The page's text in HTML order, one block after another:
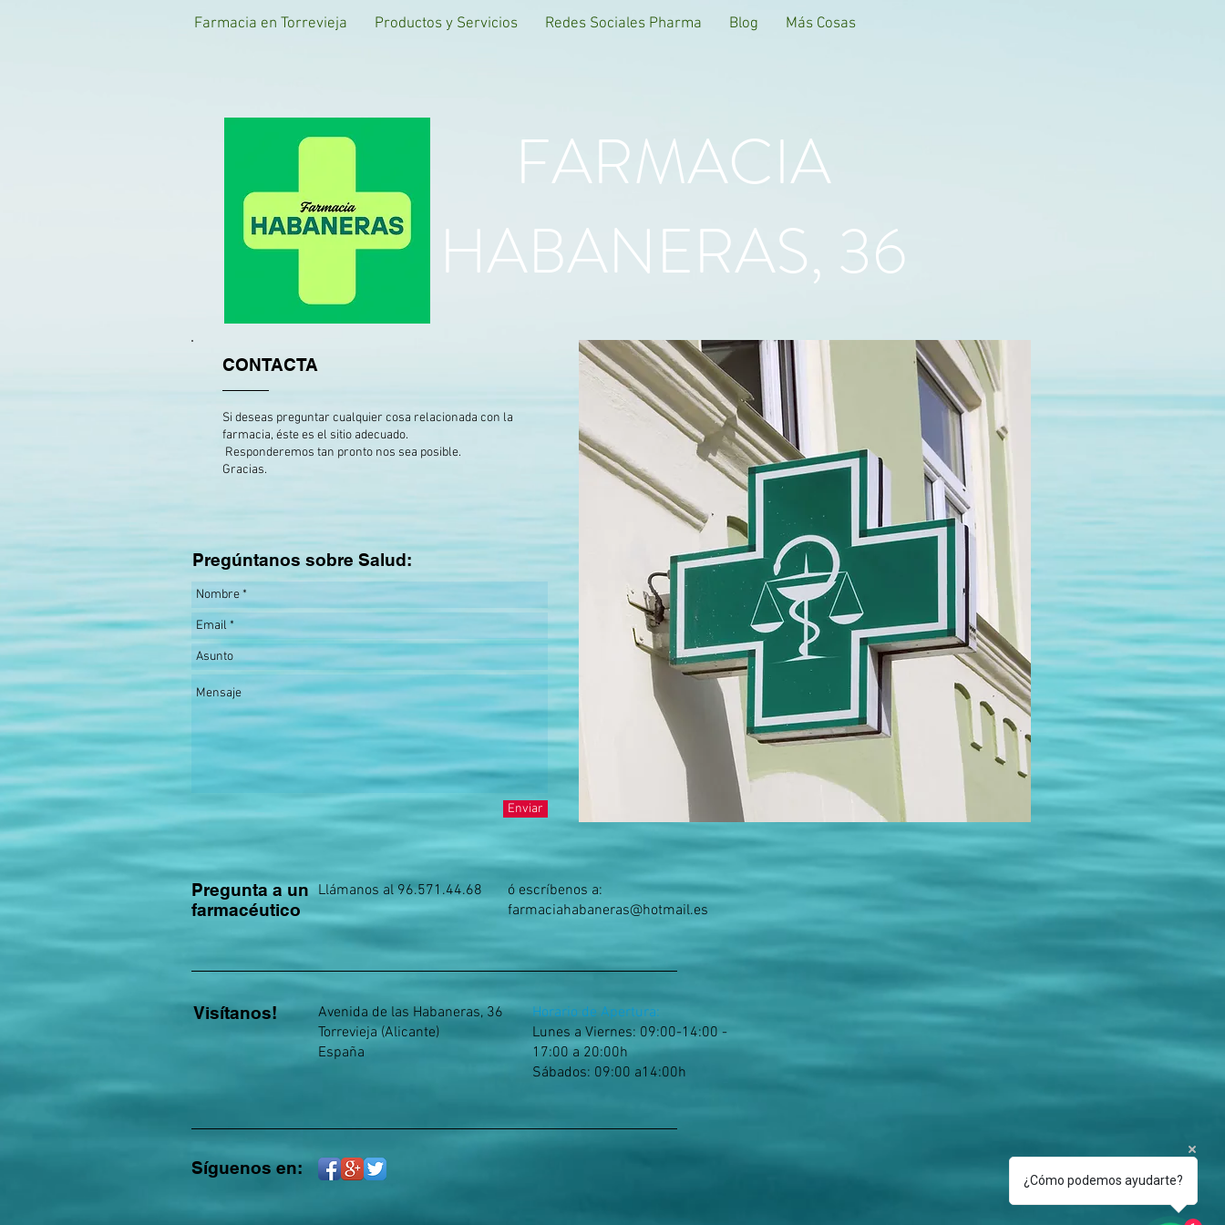
Farmacia en Torrevieja Productos y Servicios Redes Sociales Pharma Blog Más Cosas
FARMACIA
HABANERAS, 36
CONTACTA
Si deseas preguntar cualquier cosa relacionada con la
farmacia, éste es el sitio adecuado.
Responderemos tan pronto nos sea posible.
Gracias.
Pregúntanos sobre Salud:
Enviar
Pregunta a un
farmacéutico
Llámanos al 96.571.44.68
ó escríbenos a:
farmaciahabaneras@hotmail.es
Visítanos!
Avenida de las Habaneras, 36
Torrevieja (Alicante)
España
Horario de Apertura:
Lunes a Viernes: 09:00-14:00 -
17:00 a 20:00h
​​Sábados: 09:00 a14:00h
Síguenos en:
¿Cómo podemos ayudarte?